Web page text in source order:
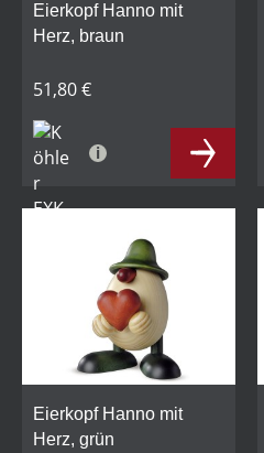
Eierkopf Hanno mit
Herz, braun
51,80 €
Eierkopf Hanno mit
Herz, grün